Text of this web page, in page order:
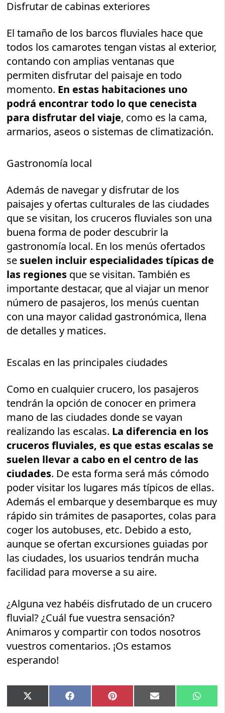
Disfrutar de cabinas exteriores
El tamaño de los barcos fluviales hace que
todos los camarotes tengan vistas al exterior,
contando con amplias ventanas que
permiten disfrutar del paisaje en todo
momento. En estas habitaciones uno
podrá encontrar todo lo que cenecista
para disfrutar del viaje, como es la cama,
armarios, aseos o sistemas de climatización.
Gastronomía local
Además de navegar y disfrutar de los
paisajes y ofertas culturales de las ciudades
que se visitan, los cruceros fluviales son una
buena forma de poder descubrir la
gastronomía local. En los menús ofertados
se suelen incluir especialidades típicas de
las regiones que se visitan. También es
importante destacar, que al viajar un menor
número de pasajeros, los menús cuentan
con una mayor calidad gastronómica, llena
de detalles y matices.
Escalas en las principales ciudades
Como en cualquier crucero, los pasajeros
tendrán la opción de conocer en primera
mano de las ciudades donde se vayan
realizando las escalas. La diferencia en los
cruceros fluviales, es que estas escalas se
suelen llevar a cabo en el centro de las
ciudades. De esta forma será más cómodo
poder visitar los lugares más típicos de ellas.
Además el embarque y desembarque es muy
rápido sin trámites de pasaportes, colas para
coger los autobuses, etc. Debido a esto,
aunque se ofertan excursiones guiadas por
las ciudades, los usuarios tendrán mucha
facilidad para moverse a su aire.
¿Alguna vez habéis disfrutado de un crucero
fluvial? ¿Cuál fue vuestra sensación?
Animaros y compartir con todos nosotros
vuestros comentarios. ¡Os estamos
esperando!
Compartir
en
X
(Twitter)
Compartir
en
Facebook Compartir
en
Pinterest Compartir
en
Email
en